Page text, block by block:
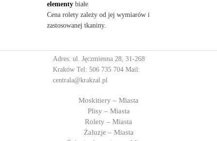
elementybiałe
Cena rolety zależy od jej wymiarów i
zastosowanej tkaniny.
Adres: ul. Jęczmienna 28, 31-268
Kraków Tel: 506 735 704 Mail:
centrala@krakzal.pl
Moskitiery – Miasta
Plisy – Miasta
Rolety – Miasta
Żaluzje – Miasta